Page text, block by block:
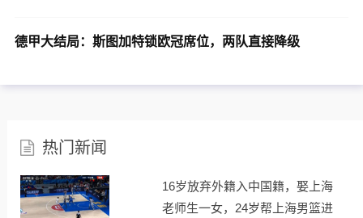
德甲大结局：斯图加特锁欧冠席位，两队直接降级
热门新闻
16岁放弃外籍入中国籍，娶上海
老师生一女，24岁帮上海男篮进